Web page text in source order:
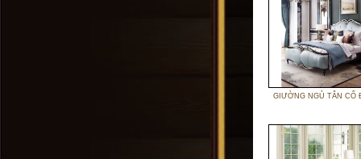
GIƯỜNG NGỦ TÂN CỔ